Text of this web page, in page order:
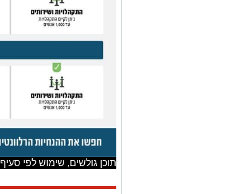
תוכן גולשים, שימוש לפי סעיף 27 א' בחוק זכויות היוצרים